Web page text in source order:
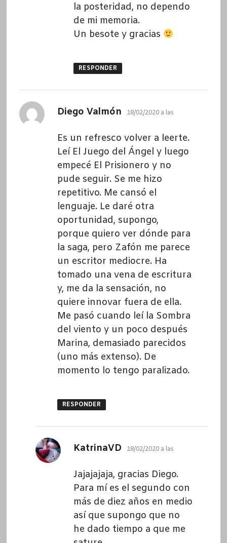
la posteridad, no dependo
de mi memoria.
Un besote y gracias
RESPONDER
Diego Valmón dice:
18/02/2020 a las
Es un refresco volver a leerte.
Leí El Juego del Ángel y luego
empecé El Prisionero y no
pude seguir. Se me hizo
repetitivo. Me cansó el
lenguaje. Le daré otra
oportunidad, supongo,
porque quiero ver dónde para
la saga, pero Zafón me parece
un escritor mediocre. Ha
tomado una vena de escritura
y, me da la sensación, no
quiere innovar fuera de ella.
Me pasó cuando leí la Sombra
del viento y un poco después
Marina, demasiado parecidos
(uno más extenso). De
momento lo tengo paralizado.
RESPONDER
KatrinaVD dice:
18/02/2020 a las
Jajajajaja, gracias Diego.
Para mí es el segundo con
más de diez años en medio
así que supongo que no
he dado tiempo a que me